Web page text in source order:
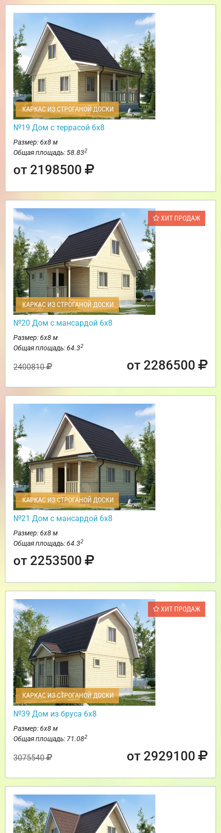
КАРКАС ИЗ СТРОГАНОЙ ДОСКИ
№19 Дом с террасой 6х8
Размер: 6х8 м
Общая площадь: 58.832
от 2198500
ХИТ ПРОДАЖ
КАРКАС ИЗ СТРОГАНОЙ ДОСКИ
№20 Дом с мансардой 6х8
Размер: 6х8 м
Общая площадь: 64.32
2400810 от 2286500
КАРКАС ИЗ СТРОГАНОЙ ДОСКИ
№21 Дом с мансардой 6х8
Размер: 6х8 м
Общая площадь: 64.32
от 2253500
ХИТ ПРОДАЖ
КАРКАС ИЗ СТРОГАНОЙ ДОСКИ
№39 Дом из бруса 6х8
Размер: 6х8 м
Общая площадь: 71.082
3075540 от 2929100